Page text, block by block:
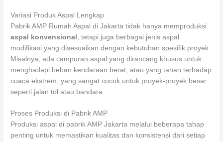
Variasi Produk Aspal Lengkap
Pabrik AMP Rumah Aspal di Jakarta tidak hanya memproduksi
aspal konvensional , tetapi juga berbagai jenis aspal
modifikasi yang disesuaikan dengan kebutuhan spesifik proyek.
Misalnya, ada campuran aspal yang dirancang khusus untuk
menghadapi beban kendaraan berat, atau yang tahan terhadap
cuaca ekstrem, yang sangat cocok untuk proyek-proyek besar
seperti jalan tol atau bandara.
Proses Produksi di Pabrik AMP
Produksi aspal di pabrik AMP Jakarta melalui beberapa tahap
penting untuk memastikan kualitas dan konsistensi dari setiap